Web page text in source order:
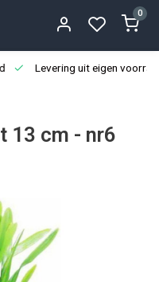
0
Levering uit eigen
13 cm - nr6